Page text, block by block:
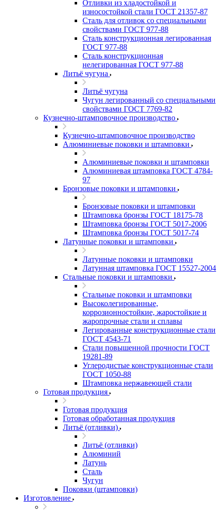
Отливки из хладостойкой и
износостойкой стали ГОСТ 21357-87
Сталь для отливок со специальными
свойствами ГОСТ 977-88
Сталь конструкционная легированная
ГОСТ 977-88
Сталь конструкционная
нелегированная ГОСТ 977-88
Литьё чугуна
Литьё чугуна
Чугун легированный со специальными
свойствами ГОСТ 7769-82
Кузнечно-штамповочное производство
Кузнечно-штамповочное производство
Алюминиевые поковки и штамповки
Алюминиевые поковки и штамповки
Алюминиевая штамповка ГОСТ 4784-
97
Бронзовые поковки и штамповки
Бронзовые поковки и штамповки
Штамповка бронзы ГОСТ 18175-78
Штамповка бронзы ГОСТ 5017-2006
Штамповка бронзы ГОСТ 5017-74
Латунные поковки и штамповки
Латунные поковки и штамповки
Латунная штамповка ГОСТ 15527-2004
Стальные поковки и штамповки
Стальные поковки и штамповки
Высоколегированные,
коррозионностойкие, жаростойкие и
жаропрочные стали и сплавы
Легированные конструкционные стали
ГОСТ 4543-71
Стали повышенной прочности ГОСТ
19281-89
Углеродистые конструкционные стали
ГОСТ 1050-88
Штамповка нержавеющей стали
Готовая продукция
Готовая продукция
Готовая обработанная продукция
Литьё (отливки)
Литьё (отливки)
Алюминий
Латунь
Сталь
Чугун
Поковки (штамповки)
Изготовление